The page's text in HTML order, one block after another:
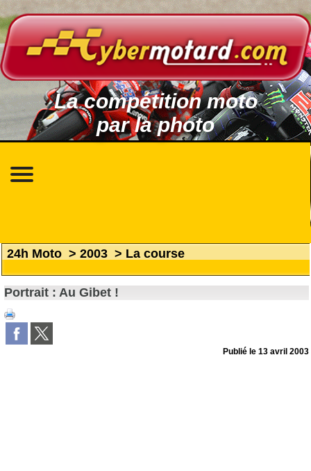
La compétition moto
par la photo
24h Moto > 2003 > La course
Portrait : Au Gibet !
Publié le13 avril 2003